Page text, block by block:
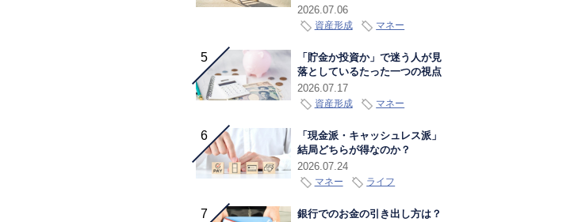
2026.07.06
資産形成 マネー
「貯金か投資か」で迷う人が見
落としているたった一つの視点
2026.07.17
資産形成 マネー
「現金派・キャッシュレス派」
結局どちらが得なのか？
2026.07.24
マネー ライフ
銀行でのお金の引き出し方は？